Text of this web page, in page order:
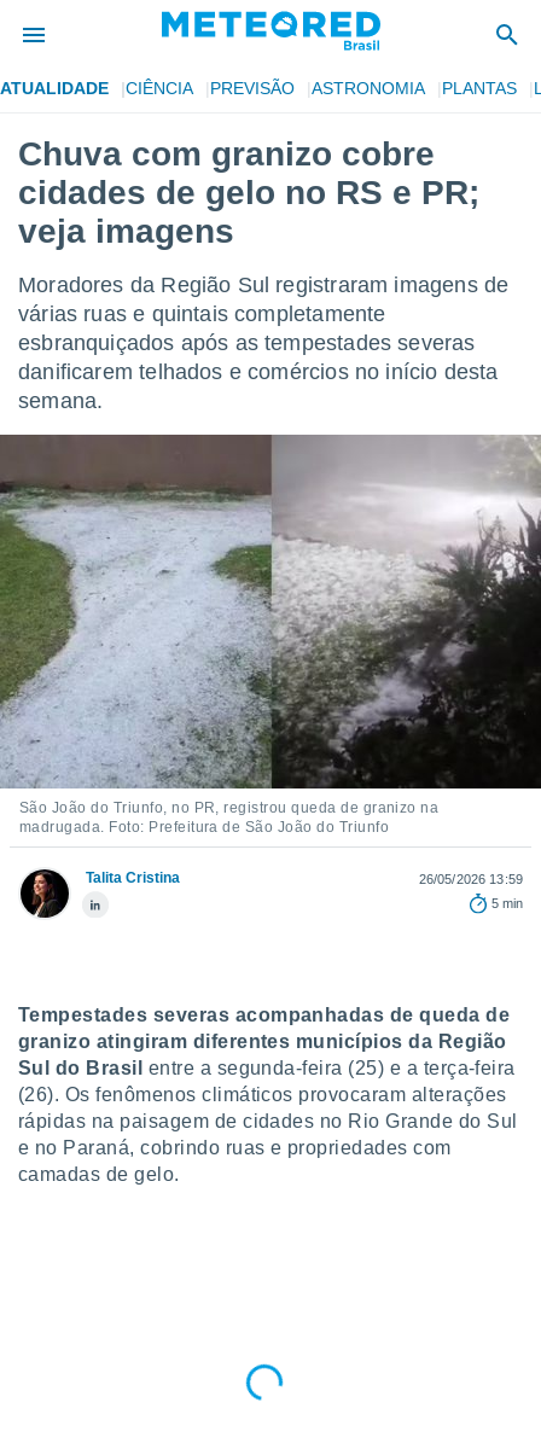
para
fornecidas
a este
das
digital
recolhidas
ou
permite-
a nossa
de alta
botão
a
todos os
no
como
um perfil
lhe
e
com
Pode
ACEITAR
E
CONTINUAR
CONFIGURAÇÕES
ATUALIDADE CIÊNCIA PREVISÃO ASTRONOMIA PLANTAS
Chuva com granizo cobre
cidades de gelo no RS e PR;
veja imagens
Moradores da Região Sul registraram imagens de
várias ruas e quintais completamente
esbranquiçados após as tempestades severas
danificarem telhados e comércios no início desta
semana.
São João do Triunfo, no PR, registrou queda de granizo na
madrugada. Foto: Prefeitura de São João do Triunfo
Talita Cristina
26/05/2026 13:59
5 min
Tempestades severas acompanhadas de queda de
granizo atingiram diferentes municípios da Região
Sul do Brasil entre a segunda-feira (25) e a terça-feira
(26). Os fenômenos climáticos provocaram alterações
rápidas na paisagem de cidades no Rio Grande do Sul
e no Paraná, cobrindo ruas e propriedades com
camadas de gelo.